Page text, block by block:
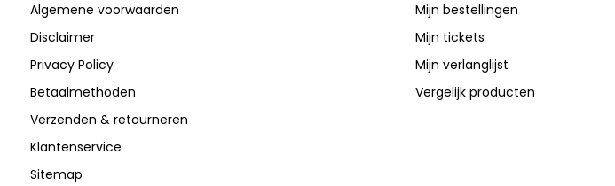
Algemene voorwaarden
Disclaimer
Privacy Policy
Betaalmethoden
Verzenden & retourneren
Klantenservice
Sitemap
Mijn bestellingen
Mijn tickets
Mijn verlanglijst
Vergelijk producten